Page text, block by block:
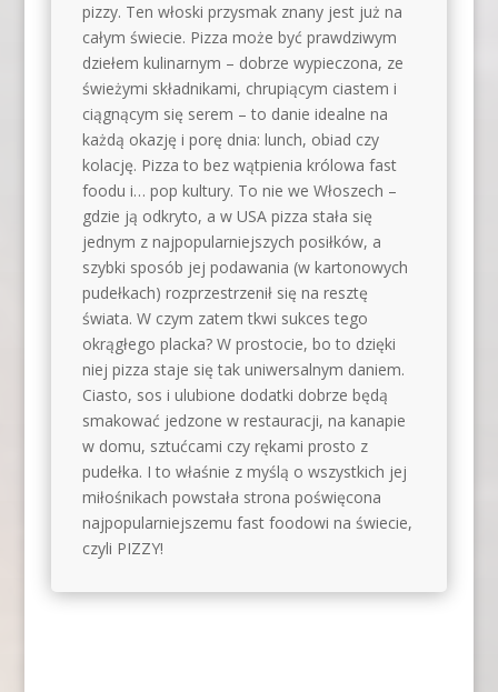
pizzy. Ten włoski przysmak znany jest już na
całym świecie. Pizza może być prawdziwym
dziełem kulinarnym – dobrze wypieczona, ze
świeżymi składnikami, chrupiącym ciastem i
ciągnącym się serem – to danie idealne na
każdą okazję i porę dnia: lunch, obiad czy
kolację. Pizza to bez wątpienia królowa fast
foodu i… pop kultury. To nie we Włoszech –
gdzie ją odkryto, a w USA pizza stała się
jednym z najpopularniejszych posiłków, a
szybki sposób jej podawania (w kartonowych
pudełkach) rozprzestrzenił się na resztę
świata. W czym zatem tkwi sukces tego
okrągłego placka? W prostocie, bo to dzięki
niej pizza staje się tak uniwersalnym daniem.
Ciasto, sos i ulubione dodatki dobrze będą
smakować jedzone w restauracji, na kanapie
w domu, sztućcami czy rękami prosto z
pudełka. I to właśnie z myślą o wszystkich jej
miłośnikach powstała strona poświęcona
najpopularniejszemu fast foodowi na świecie,
czyli PIZZY!